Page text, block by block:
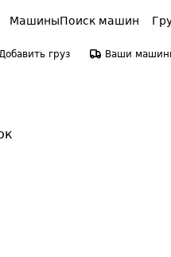
МашиныПоиск машин
груз Ваши